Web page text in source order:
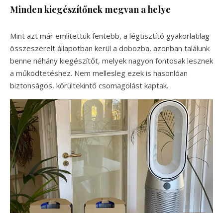
Minden kiegészítőnek megvan a helye
Mint azt már említettük fentebb, a légtisztító gyakorlatilag
összeszerelt állapotban kerül a dobozba, azonban találunk
benne néhány kiegészítőt, melyek nagyon fontosak lesznek
a működtetéshez. Nem mellesleg ezek is hasonlóan
biztonságos, körültekintő csomagolást kaptak.